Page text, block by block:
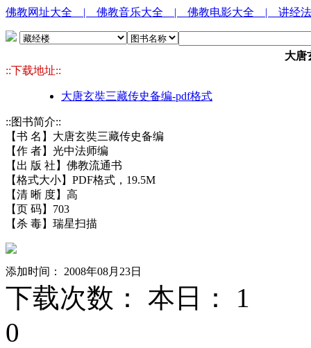
佛教网址大全 | 佛教音乐大全 | 佛教电影大全 | 讲经
大唐
::下载地址::
大唐玄奘三藏传史备编-pdf格式
::图书简介::
【书 名】大唐玄奘三藏传史备编
【作 者】光中法师编
【出 版 社】佛教流通书
【格式大小】PDF格式，19.5M
【清 晰 度】高
【页 码】703
【杀 毒】瑞星扫描
添加时间： 2008年08月23日
下载次数： 本日： 1
0